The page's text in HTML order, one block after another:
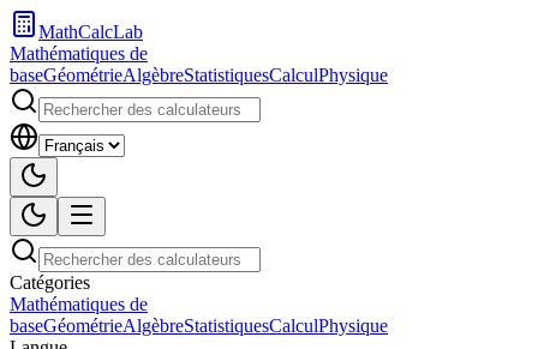
MathCalcLab
Mathématiques de
baseGéométrieAlgèbreStatistiquesCalculPhysique
Catégories
Mathématiques de
baseGéométrieAlgèbreStatistiquesCalculPhysique